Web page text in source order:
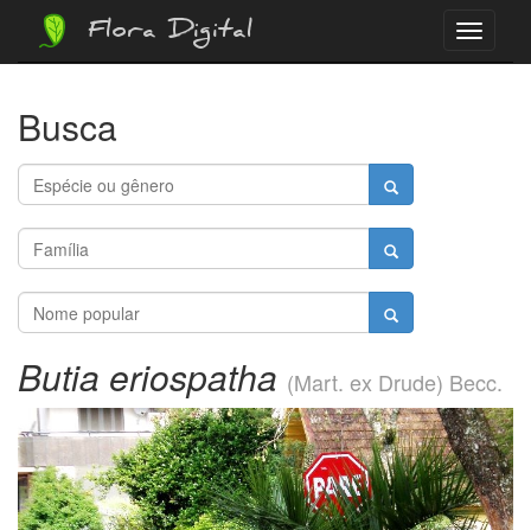
Menu
Flora Digital
Busca
Butia eriospatha (Mart. ex Drude) Becc.